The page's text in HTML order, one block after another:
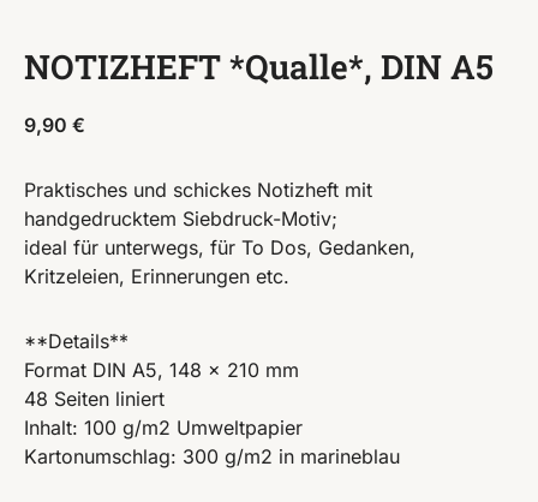
NOTIZHEFT *Qualle*, DIN A5
9,90 €
Praktisches und schickes Notizheft mit
handgedrucktem Siebdruck-Motiv;
ideal für unterwegs, für To Dos, Gedanken,
Kritzeleien, Erinnerungen etc.
**Details**
Format DIN A5, 148 x 210 mm
48 Seiten liniert
Inhalt: 100 g/m2 Umweltpapier
Kartonumschlag: 300 g/m2 in marineblau